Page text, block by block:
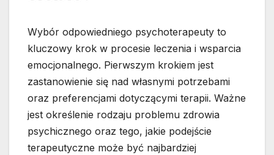
Wybór odpowiedniego psychoterapeuty to
kluczowy krok w procesie leczenia i wsparcia
emocjonalnego. Pierwszym krokiem jest
zastanowienie się nad własnymi potrzebami
oraz preferencjami dotyczącymi terapii. Ważne
jest określenie rodzaju problemu zdrowia
psychicznego oraz tego, jakie podejście
terapeutyczne może być najbardziej